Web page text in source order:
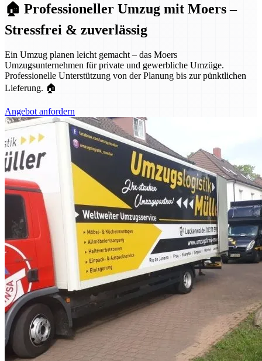
🏠 Professioneller Umzug mit Moers –
Stressfrei & zuverlässig
Ein Umzug planen leicht gemacht – das Moers
Umzugsunternehmen für private und gewerbliche Umzüge.
Professionelle Unterstützung von der Planung bis zur pünktlichen
Lieferung. 🏠
Angebot anfordern